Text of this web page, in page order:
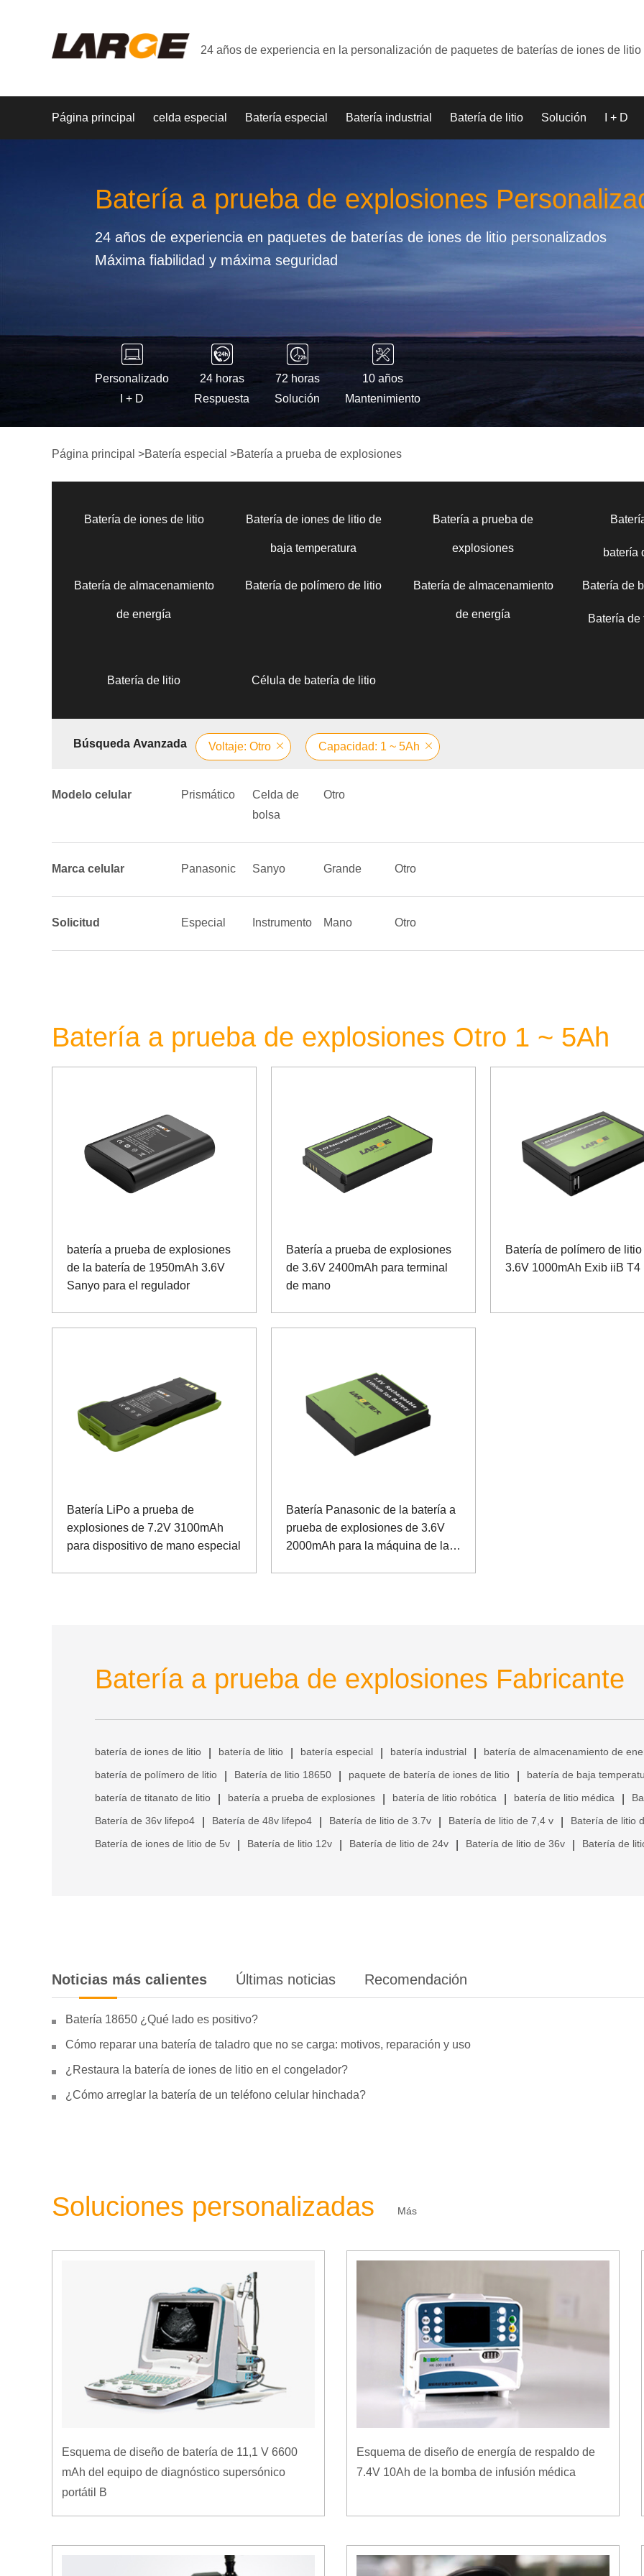
24 años de experiencia en la personalización de paquetes de baterías de iones de litio
Página principal celda especial Batería especial Batería industrial Batería de litio Solución I + D
Batería a prueba de explosiones
24 años de experiencia en paquetes de baterías de iones de litio personalizados
Máxima fiabilidad y máxima seguridad
Personalizado
I + D
24 horas
Respuesta
72 horas
Solución
10 años
Mantenimiento
Página principal >Batería especial >Batería a prueba de explosiones
Batería de iones de litio Batería de iones de litio de
baja temperatura
Batería a prueba de
explosiones batería
Batería de almacenamiento
de energía
Batería de polímero de litio Batería de almacenamiento
de energía
Batería de
Batería
Batería de litio Célula de batería de litio
Búsqueda Avanzada Voltaje: Otro Capacidad: 1 ~ 5Ah
Modelo celular Prismático
Celda de
bolsa
Otro
Marca celular Panasonic Sanyo Grande Otro
Solicitud Especial Instrumento Mano Otro
Batería a prueba de explosiones Otro 1 ~ 5Ah
batería a prueba de explosiones
de la batería de 1950mAh 3.6V
Sanyo para el regulador
Batería a prueba de explosiones
de 3.6V 2400mAh para terminal
de mano
Batería de polímero de litio
3.6V 1000mAh Exib iiB T4
Batería LiPo a prueba de
explosiones de 7.2V 3100mAh
para dispositivo de mano especial
Batería Panasonic de la batería a
prueba de explosiones de 3.6V
2000mAh para la máquina de la
Batería a prueba de explosiones Fabricante
batería de iones de litio batería de litio batería especial batería industrial batería de almacenamiento de
batería de polímero de litio Batería de litio 18650 paquete de batería de iones de litio batería de baja
batería de titanato de litio batería a prueba de explosiones batería de litio robótica batería de litio médica
Batería de 36v lifepo4 Batería de 48v lifepo4 Batería de litio de 3.7v Batería de litio de 7,4 v Batería de litio
Batería de iones de litio de 5v Batería de litio 12v Batería de litio de 24v Batería de litio de 36v Batería de
Noticias más calientes Últimas noticias Recomendación
Batería 18650 ¿Qué lado es positivo?
Cómo reparar una batería de taladro que no se carga: motivos, reparación y uso
¿Restaura la batería de iones de litio en el congelador?
¿Cómo arreglar la batería de un teléfono celular hinchada?
Soluciones personalizadas Más
Esquema de diseño de batería de 11,1 V 6600
mAh del equipo de diagnóstico supersónico
portátil B
Esquema de diseño de energía de respaldo de
7.4V 10Ah de la bomba de infusión médica